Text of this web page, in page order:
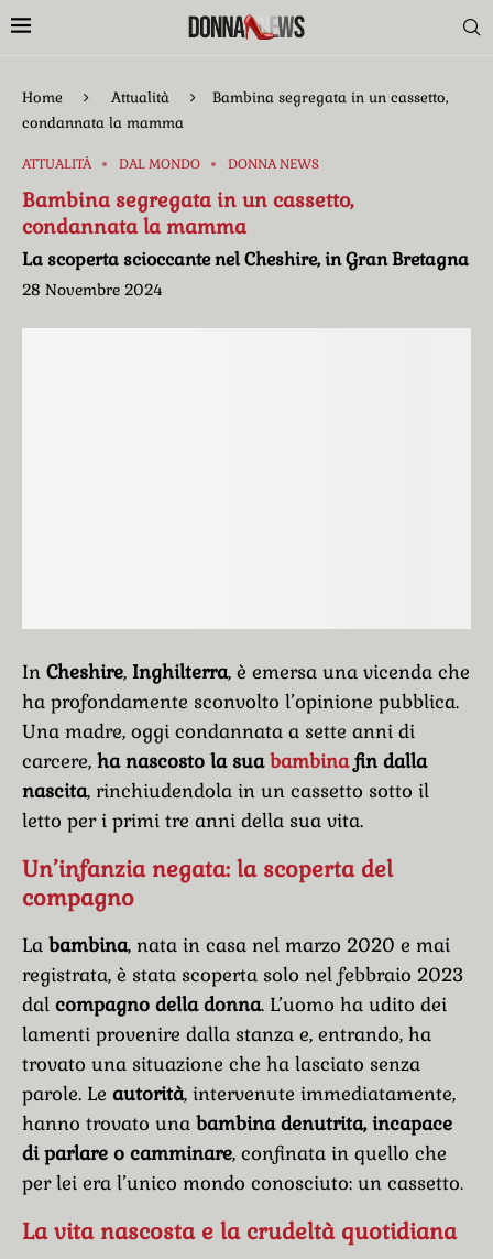
Home Attualità
Bambina segregata in un cassetto,
condannata la mamma
ATTUALITÀ DAL MONDO DONNA NEWS
Bambina segregata in un cassetto,
condannata la mamma
La scoperta scioccante nel Cheshire, in Gran Bretagna
28 Novembre 2024
In Cheshire, Inghilterra, è emersa una vicenda che
ha profondamente sconvolto l’opinione pubblica.
Una madre, oggi condannata a sette anni di
carcere, ha nascosto la suabambinafin dalla
nascita, rinchiudendola in un cassetto sotto il
letto per i primi tre anni della sua vita.
Un’infanzia negata: la scoperta del
compagno
La bambina, nata in casa nel marzo 2020 e mai
registrata, è stata scoperta solo nel febbraio 2023
dal compagno della donna. L’uomo ha udito dei
lamenti provenire dalla stanza e, entrando, ha
trovato una situazione che ha lasciato senza
parole. Le autorità, intervenute immediatamente,
hanno trovato una bambina denutrita, incapace
di parlare o camminare, confinata in quello che
per lei era l’unico mondo conosciuto: un cassetto.
La vita nascosta e la crudeltà quotidiana